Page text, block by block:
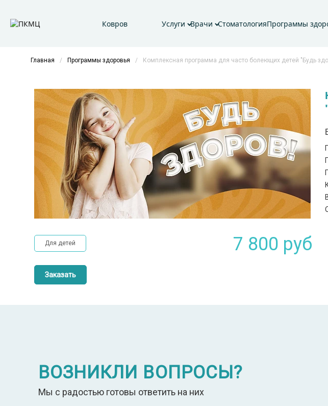
Ковров Услуги Врачи СтоматологияПрограммы
Главная / Программы здоровья / Комплексная программа для часто болеющих детей "Будь
Для детей 7 800 руб
Заказать
ВОЗНИКЛИ ВОПРОСЫ?
Мы с радостью готовы ответить на них